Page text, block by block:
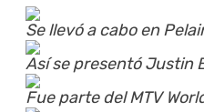
Se llevó a cabo en
Así se presentó Justin
Fue parte del MTV